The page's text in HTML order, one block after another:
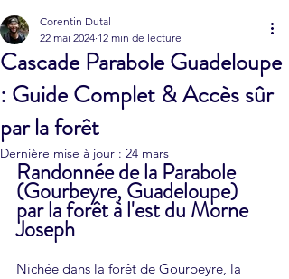
Cascade Parabole Guadeloupe
: Guide Complet & Accès sûr
par la forêt
Corentin Dutal
22 mai 2024 12 min de lecture
Dernière mise à jour : 24 mars
Randonnée de la Parabole
(Gourbeyre, Guadeloupe)
par la forêt à l'est du Morne
Joseph
Nichée dans la forêt de Gourbeyre, la